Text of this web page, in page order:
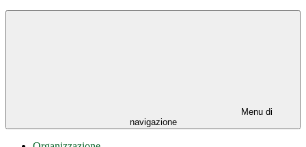
Menu di
navigazione